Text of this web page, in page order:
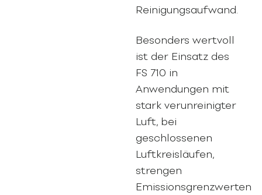
Reinigungsaufwand.
Besonders wertvoll
ist der Einsatz des
FS 710 in
Anwendungen mit
stark verunreinigter
Luft, bei
geschlossenen
Luftkreisläufen,
strengen
Emissionsgrenzwerten